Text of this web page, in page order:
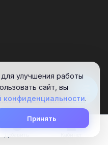
для улучшения работы
сайт, вы
конфиденциальности.
Принять